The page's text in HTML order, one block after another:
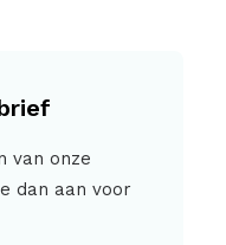
van onze
dan aan voor